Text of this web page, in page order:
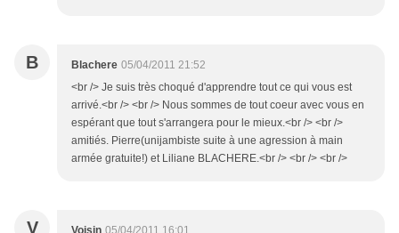
B Blachere 05/04/2011 21:52
<br /> Je suis très choqué d'apprendre tout ce qui vous est
arrivé.<br /> <br /> Nous sommes de tout coeur avec vous en
espérant que tout s'arrangera pour le mieux.<br /> <br />
amitiés. Pierre(unijambiste suite à une agression à main
armée gratuite!) et Liliane BLACHERE.<br /> <br /> <br />
V Voisin 05/04/2011 16:01